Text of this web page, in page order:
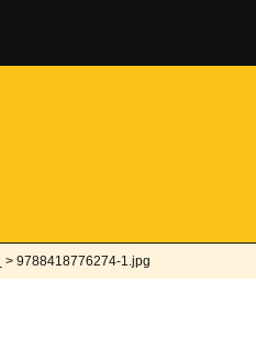
> 9788418776274-1.jpg